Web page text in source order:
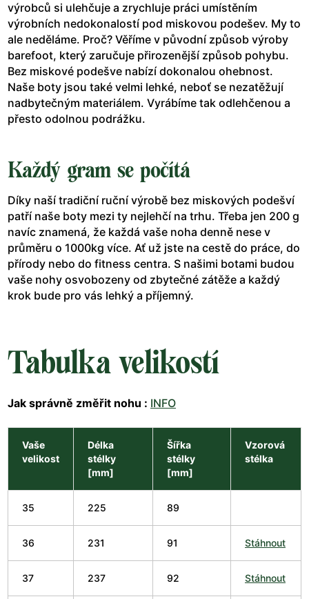
výrobců si ulehčuje a zrychluje práci umístěním
výrobních nedokonalostí pod miskovou podešev. My to
ale neděláme. Proč? Věříme v původní způsob výroby
barefoot, který zaručuje přirozenější způsob pohybu.
Bez miskové podešve nabízí dokonalou ohebnost.
Naše boty jsou také velmi lehké, neboť se nezatěžují
nadbytečným materiálem. Vyrábíme tak odlehčenou a
přesto odolnou podrážku.
Každý gram se počítá
Díky naší tradiční ruční výrobě bez miskových podešví
patří naše boty mezi ty nejlehčí na trhu. Třeba jen 200 g
navíc znamená, že každá vaše noha denně nese v
průměru o 1000kg více. Ať už jste na cestě do práce, do
přírody nebo do fitness centra. S našimi botami budou
vaše nohy osvobozeny od zbytečné zátěže a každý
krok bude pro vás lehký a příjemný.
Tabulka velikostí
Jak správně změřit nohu : INFO
Vaše
velikost
Délka
stélky
[mm]
Šířka
stélky
[mm]
Vzorová
stélka
35 225 89
36 231 91 Stáhnout
37 237 92 Stáhnout